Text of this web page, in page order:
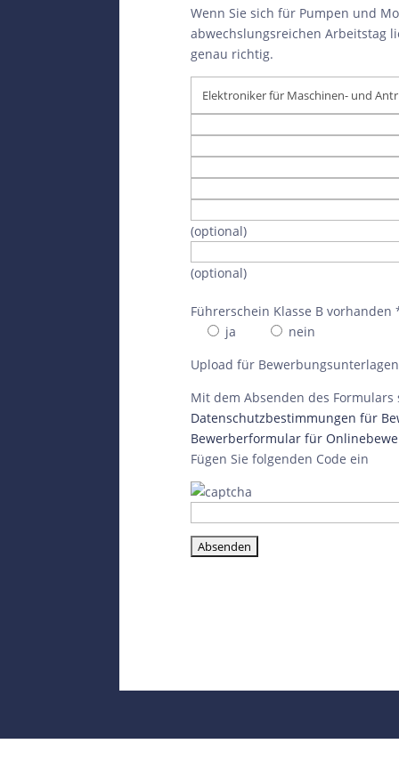
Wenn Sie sich für Pumpen und
abwechslungsreichen Arbeitstag
genau richtig.
(optional)
(optional)
Führerschein Klasse B vorhanden
ja
nein
Upload für
Mit dem Absenden des
Datenschutzbestimmungen für
Bewerberformular für
Fügen Sie folgenden Code ein